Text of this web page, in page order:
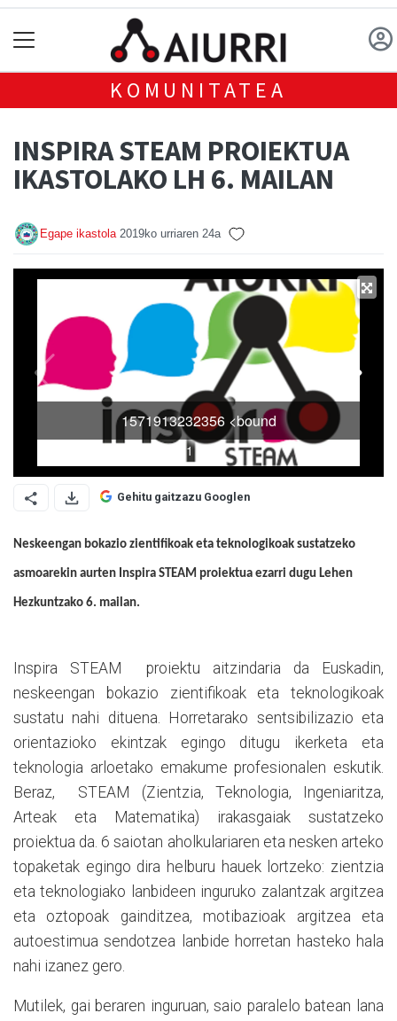
KOMUNITATEA
INSPIRA STEAM PROIEKTUA
IKASTOLAKO LH 6. MAILAN
Egape ikastola 2019ko urriaren 24a
Gehitu gaitzazu Googlen
Neskeengan bokazio zientifikoak eta teknologikoak sustatzeko
asmoarekin aurten Inspira STEAM proiektua ezarri dugu Lehen
Hezkuntzako 6. mailan.
Inspira STEAM
proiektu aitzindaria da Euskadin,
neskeengan bokazio zientifikoak eta teknologikoak
sustatu nahi dituena. Horretarako sentsibilizazio eta
orientazioko ekintzak egingo ditugu ikerketa eta
teknologia arloetako emakume profesionalen eskutik.
Beraz,
STEAM (Zientzia, Teknologia, Ingeniaritza,
Arteak eta Matematika) irakasgaiak sustatzeko
proiektua da. 6 saiotan aholkulariaren eta nesken arteko
topaketak egingo dira helburu hauek lortzeko: zientzia
eta teknologiako lanbideen inguruko zalantzak argitzea
eta oztopoak gainditzea, motibazioak argitzea eta
autoestimua sendotzea lanbide horretan hasteko hala
nahi izanez gero.
Mutilek, gai beraren inguruan, saio paralelo batean lana